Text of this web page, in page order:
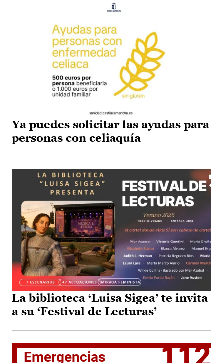
Ya puedes solicitar las ayudas para
personas con celiaquía
La biblioteca ‘Luisa Sigea’ te invita
a su ‘Festival de Lecturas’
Emergencias